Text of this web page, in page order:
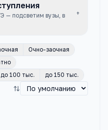
— подсветим вузы, в
+
Очно-заочная
до 100 тыс. до 150 тыс.